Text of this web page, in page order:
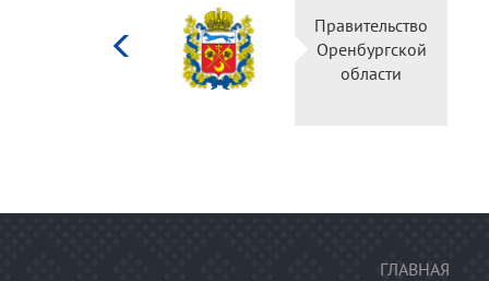
Министерство
культуры
Российской
федерации
ГЛАВНАЯ